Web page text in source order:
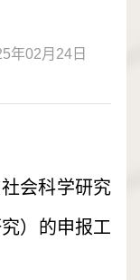
年02月24日
会科学研究
）的申报工